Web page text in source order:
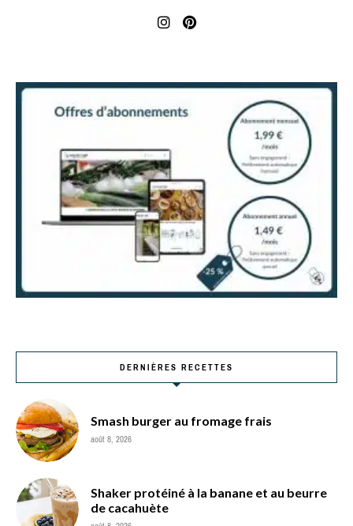
DERNIÈRES RECETTES
Smash burger au fromage frais
août 8, 2026
Shaker protéiné à la banane et au beurre
de cacahuète